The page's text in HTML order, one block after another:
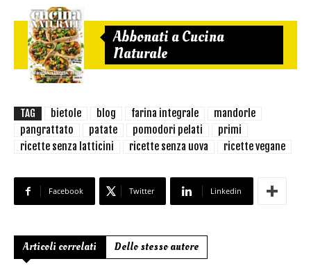
Abbonati a Cucina
Naturale
TAG bietole blog farina integrale
mandorle
pangrattato
patate pomodori pelati
primi
ricette senza latticini
ricette senza uova ricette vegane
Facebook Twitter Linkedin
Articoli correlati Dello stesso autore